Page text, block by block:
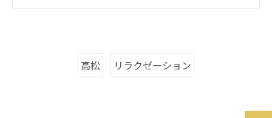
高松 リラクゼーション